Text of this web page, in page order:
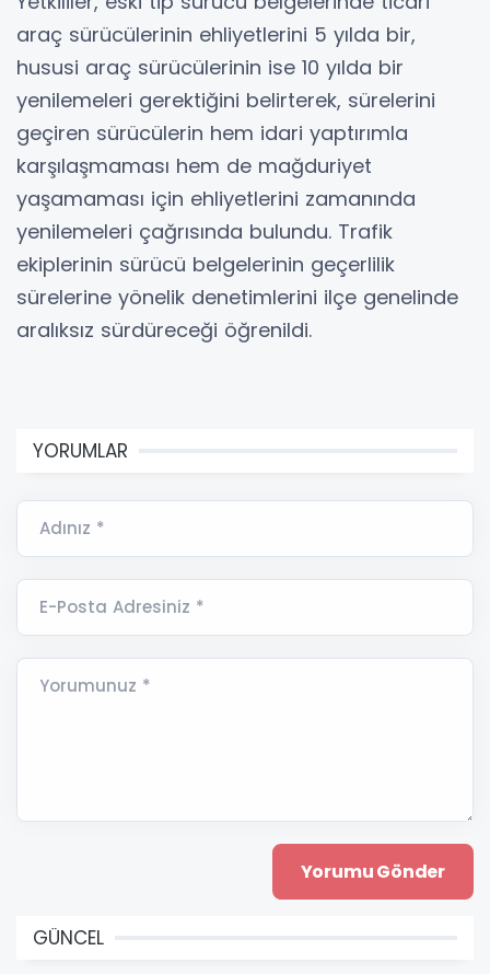
araç sürücülerinin ehliyetlerini 5 yılda bir,
hususi araç sürücülerinin ise 10 yılda bir
yenilemeleri gerektiğini belirterek, sürelerini
geçiren sürücülerin hem idari yaptırımla
karşılaşmaması hem de mağduriyet
yaşamaması için ehliyetlerini zamanında
yenilemeleri çağrısında bulundu. Trafik
ekiplerinin sürücü belgelerinin geçerlilik
sürelerine yönelik denetimlerini ilçe genelinde
aralıksız sürdüreceği öğrenildi.
YORUMLAR
Adınız *
E-Posta Adresiniz *
Yorumunuz *
GÜNCEL